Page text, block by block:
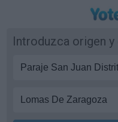
Introduzca origen